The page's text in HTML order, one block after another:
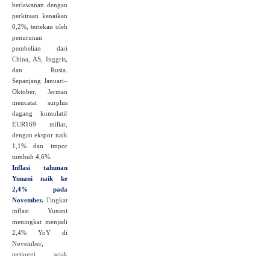
berlawanan dengan
perkiraan kenaikan
0,2%, tertekan oleh
penurunan
pembelian dari
China, AS, Inggris,
dan Rusia.
Sepanjang Januari–
Oktober, Jerman
mencatat surplus
dagang kumulatif
EUR169 miliar,
dengan ekspor naik
1,1% dan impor
tumbuh 4,6%.
Inflasi tahunan
Yunani naik ke
2,4% pada
November. Tingkat
inflasi Yunani
meningkat menjadi
2,4% YoY di
November,
tertinggi sejak